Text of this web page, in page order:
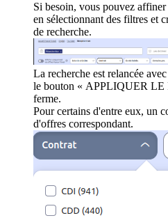
Si besoin, vous pouvez
en sélectionnant des filtres et
de recherche.
La recherche est relancée
le bouton « APPLIQUER LE
ferme.
Pour certains d'entre eux, un
d'offres correspondant.